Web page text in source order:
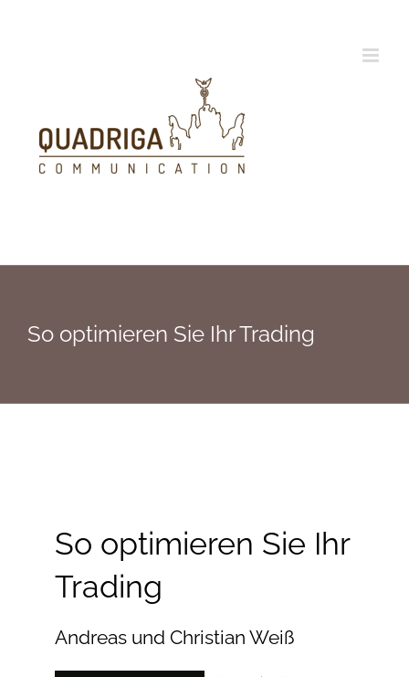
So optimieren Sie Ihr Trading
So optimieren Sie Ihr
Trading
Andreas und Christian Weiß